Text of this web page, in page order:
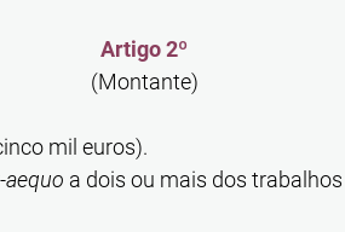
Artigo 2º
(Montante)
mil euros).
aequo a dois ou mais dos